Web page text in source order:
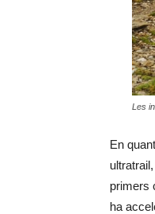
Les
En
primers
ha